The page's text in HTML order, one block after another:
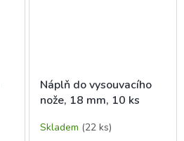
Náplň do vysouvacího
nože, 18 mm, 10 ks
Skladem (22 ks)